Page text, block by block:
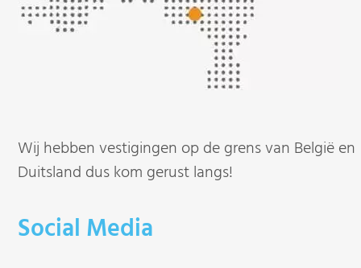
Wij hebben vestigingen op de grens van België en
Duitsland dus kom gerust langs!
Social Media